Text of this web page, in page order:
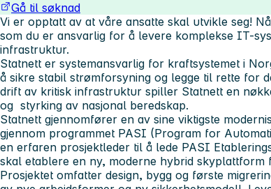
Gå til søknad
Vi er opptatt av at våre ansatte skal utvikle seg!
som du er ansvarlig for å levere komplekse IT-
infrastruktur.
Statnett er systemansvarlig for kraftsystemet i
å sikre stabil strømforsyning og legge til rette for
drift av kritisk infrastruktur spiller Statnett en
og styrking av nasjonal beredskap.
Statnett gjennomfører en av sine viktigste
gjennom programmet PASI (Program for
en erfaren prosjektleder til å lede PASI
skal etablere en ny, moderne hybrid skyplattform
Prosjektet omfatter design, bygg og første